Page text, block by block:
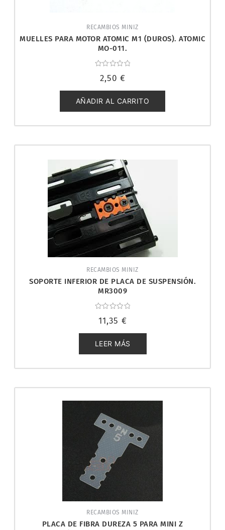
RECAMBIOS MINIZ
MUELLES PARA MOTOR ATOMIC M1 (DUROS). ATOMIC
MO-011.
con
de
5
2,50 €
AÑADIR AL CARRITO
RECAMBIOS MINIZ
SOPORTE INFERIOR DE PLACA DE SUSPENSIÓN.
MR3009
de
5
11,35 €
LEER MÁS
RECAMBIOS MINIZ
PLACA DE FIBRA DUREZA 5 PARA MINI Z